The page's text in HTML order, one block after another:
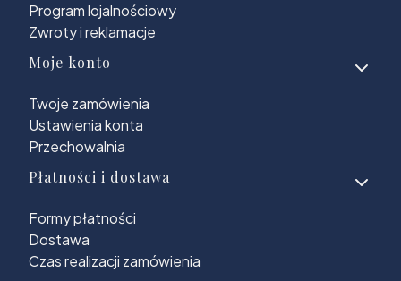
Program lojalnościowy
Zwroty i reklamacje
Moje konto
Twoje zamówienia
Ustawienia konta
Przechowalnia
Płatności i dostawa
Formy płatności
Dostawa
Czas realizacji zamówienia